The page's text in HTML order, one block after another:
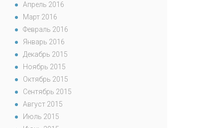
Апрель 2016
Март 2016
Февраль 2016
Январь 2016
Декабрь 2015
Ноябрь 2015
Октябрь 2015
Сентябрь 2015
Август 2015
Июль 2015